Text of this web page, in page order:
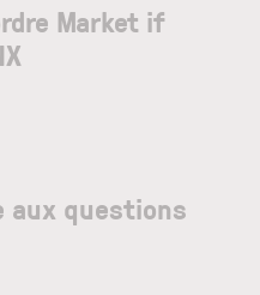
Market if
aux questions